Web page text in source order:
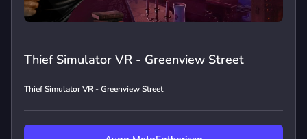
Thief Simulator VR - Greenview Street
Thief Simulator VR - Greenview Street